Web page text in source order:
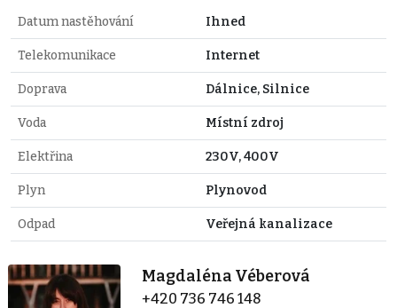
Datum nastěhování Ihned
Telekomunikace Internet
Doprava Dálnice, Silnice
Voda Místní zdroj
Elektřina 230V, 400V
Plyn Plynovod
Odpad Veřejná kanalizace
Magdaléna Véberová
+420 736 746 148